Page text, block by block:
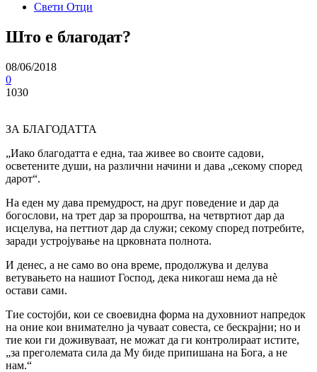
Свети Отци
Што е благодат?
08/06/2018
0
1030
ЗА БЛАГОДАТТА
„Иако благодатта е една, таа живее во своите садови,
осветените души, на различни начини и дава „секому според
дарот“.
На еден му дава премудрост, на друг поведение и дар да
богослови, на трет дар за пророштва, на четвртиот дар да
исцелува, на петтиот дар да служи; секому според потребите,
заради устројување на црковната полнота.
И денес, а не само во она време, продолжува и делува
ветувањето на нашиот Господ, дека никогаш нема да нѐ
остави сами.
Тие состојби, кои се своевидна форма на духовниот напредок
на оние кои внимателно ја чуваат совеста, се бескрајни; но и
тие кои ги доживуваат, не можат да ги контролираат истите,
„за преголемата сила да Му биде припишана на Бога, а не
нам.“